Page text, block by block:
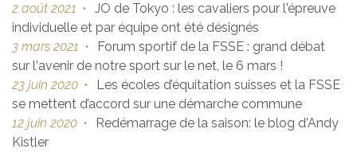
2 août 2021 • JO de Tokyo : les cavaliers pour l'épreuve
individuelle et par équipe ont été désignés
3 mars 2021 •
Forum sportif de la FSSE : grand débat
sur l'avenir de notre sport sur le net, le 6 mars !
23 juin 2020 •
Les écoles d’équitation suisses et la FSSE
se mettent d’accord sur une démarche commune
12 juin 2020 •
Redémarrage de la saison: le blog d'Andy
Kistler